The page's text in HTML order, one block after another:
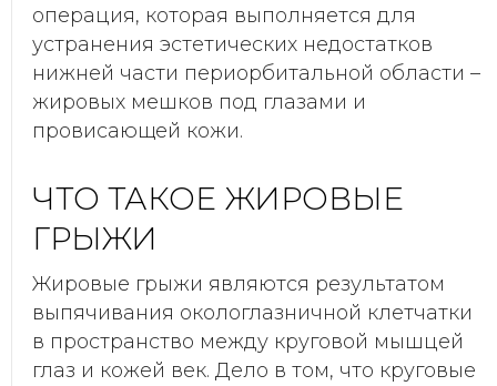
операция, которая выполняется для
устранения эстетических недостатков
нижней части периорбитальной области –
жировых мешков под глазами и
провисающей кожи.
ЧТО ТАКОЕ ЖИРОВЫЕ
ГРЫЖИ
Жировые грыжи являются результатом
выпячивания окологлазничной клетчатки
в пространство между круговой мышцей
глаз и кожей век. Дело в том, что круговые